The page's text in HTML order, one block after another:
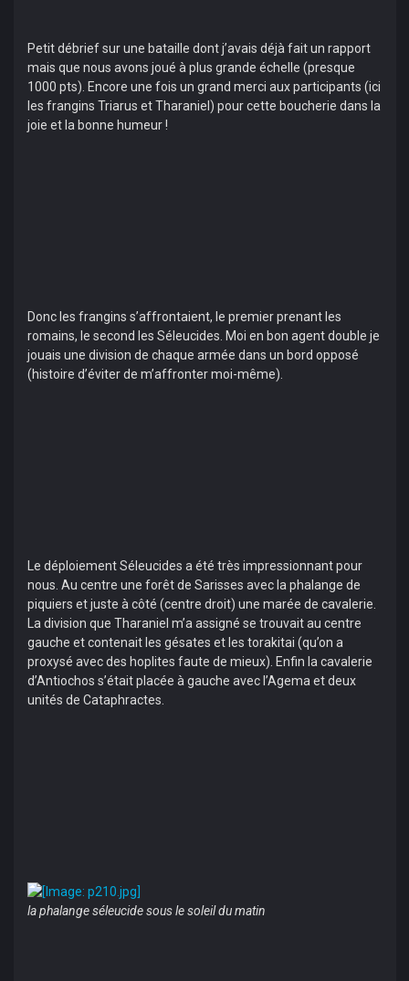
Petit débrief sur une bataille dont j’avais déjà fait un rapport
mais que nous avons joué à plus grande échelle (presque
1000 pts). Encore une fois un grand merci aux participants (ici
les frangins Triarus et Tharaniel) pour cette boucherie dans la
joie et la bonne humeur !
Donc les frangins s’affrontaient, le premier prenant les
romains, le second les Séleucides. Moi en bon agent double je
jouais une division de chaque armée dans un bord opposé
(histoire d’éviter de m’affronter moi-même).
Le déploiement Séleucides a été très impressionnant pour
nous. Au centre une forêt de Sarisses avec la phalange de
piquiers et juste à côté (centre droit) une marée de cavalerie.
La division que Tharaniel m’a assigné se trouvait au centre
gauche et contenait les gésates et les torakitai (qu’on a
proxysé avec des hoplites faute de mieux). Enfin la cavalerie
d’Antiochos s’était placée à gauche avec l’Agema et deux
unités de Cataphractes.
la phalange séleucide sous le soleil du matin